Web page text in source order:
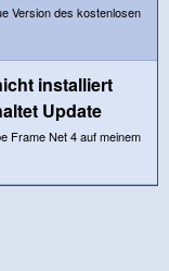
Version des kostenlosen
installiert
Update
Frame Net 4 auf meinem